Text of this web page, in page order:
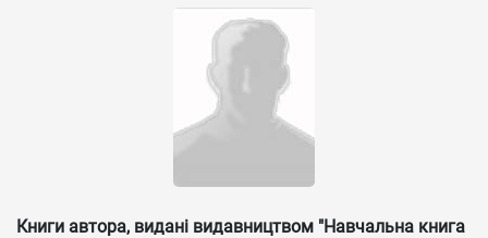
Книги автора, видані видавництвом "Навчальна книга